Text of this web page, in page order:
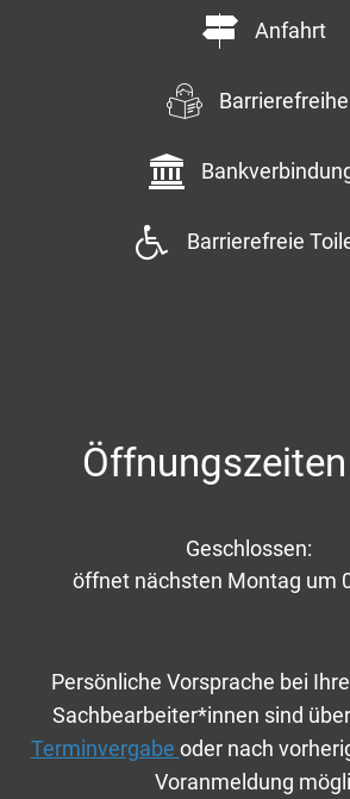
Anfahrt
Barrierefreie
Klicken, um weitere Öffnungs-
Geschlossen:
öffnet nächsten Montag um
Persönliche Vorsprache bei
Sachbearbeiter*innen sind
Terminvergabe oder nach
Voranmeldung